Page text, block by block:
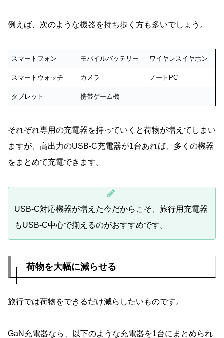
例えば、次のような機器を持ち歩く方も多いでしょう。
スマートフォン モバイルバッテリー ワイヤレスイヤホン
スマートウォッチ カメラ ノートPC
タブレット 携帯ゲーム機
それぞれ専用の充電器を持っていくと荷物が増えてしまい
ますが、高出力のUSB-C充電器が1台あれば、多くの機器
をまとめて充電できます。
USB-C対応機器が増えた今だからこそ、旅行用充電器
もUSB-C中心で揃えるのがおすすめです。
荷物を大幅に減らせる
旅行では荷物をできるだけ減らしたいものです。
GaN充電器なら、以下のような充電器を1台にまとめられ